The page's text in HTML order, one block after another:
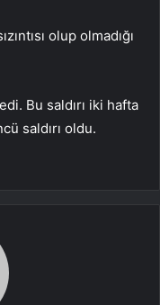
olup olmadığı
Bu saldırı iki hafta
saldırı oldu.